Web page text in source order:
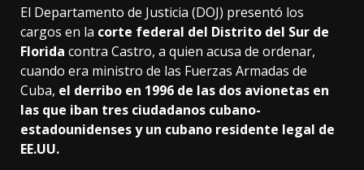
El Departamento de Justicia (DOJ) presentó los
cargos en la corte federal del Distrito del Sur de
Florida contra Castro, a quien acusa de ordenar,
cuando era ministro de las Fuerzas Armadas de
Cuba, el derribo en 1996 de las dos avionetas en
las que iban tres ciudadanos cubano-
estadounidenses y un cubano residente legal de
EE.UU.